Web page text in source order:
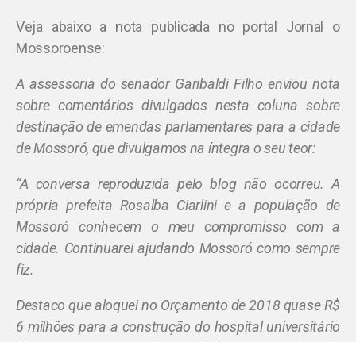
Veja abaixo a nota publicada no portal Jornal o
Mossoroense:
A assessoria do senador Garibaldi Filho enviou nota
sobre comentários divulgados nesta coluna sobre
destinação de emendas parlamentares para a cidade
de Mossoró, que divulgamos na íntegra o seu teor:
“A conversa reproduzida pelo blog não ocorreu. A
própria prefeita Rosalba Ciarlini e a população de
Mossoró conhecem o meu compromisso com a
cidade. Continuarei ajudando Mossoró como sempre
fiz.
Destaco que aloquei no Orçamento de 2018 quase R$
6 milhões para a construção do hospital universitário